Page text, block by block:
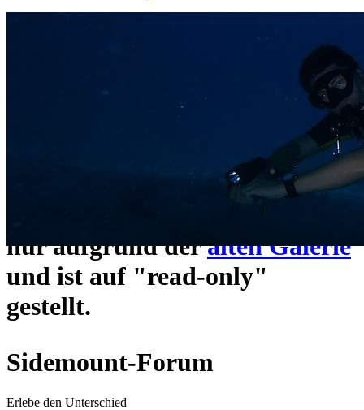
Das Sidemount-Forum ist auf
umgezogen und wie gewohnt
https://www.sidemount-
erreichbar.
nur aufgrund deralten Galerie
und ist auf "read-only"
gestellt.
Sidemount-Forum
Erlebe den Unterschied